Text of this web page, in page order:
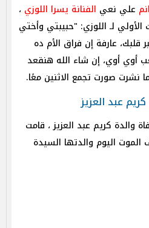
علي نعي الفنانة يسرا اللوزي ،
لـ اللوزي: "حبيبتي وأختي
قلبك، عارفة إن فراق الأم ده
أوي أوي، إن شاء الله هنقعد
نشرت صورت تجمع الاثنين معًا.
عبد العزيز
والدة كريم عبد العزيز ، قامت
اليوم والدتها السيدة